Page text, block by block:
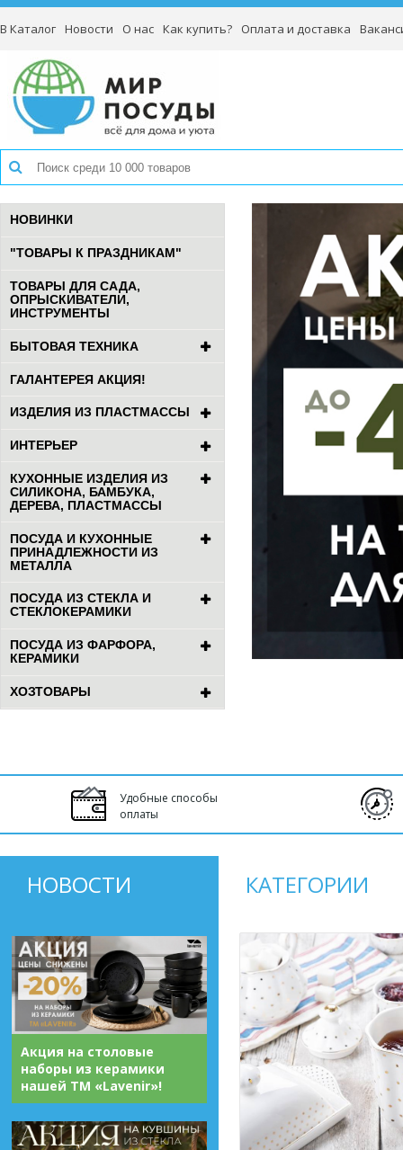
В Каталог Новости О нас Как купить? Оплата и доставка
НОВИНКИ
"ТОВАРЫ К ПРАЗДНИКАМ"
ТОВАРЫ ДЛЯ САДА,
ОПРЫСКИВАТЕЛИ,
ИНСТРУМЕНТЫ
БЫТОВАЯ ТЕХНИКА
ГАЛАНТЕРЕЯ АКЦИЯ!
ИЗДЕЛИЯ ИЗ ПЛАСТМАССЫ
ИНТЕРЬЕР
КУХОННЫЕ ИЗДЕЛИЯ ИЗ
СИЛИКОНА, БАМБУКА,
ДЕРЕВА, ПЛАСТМАССЫ
ПОСУДА И КУХОННЫЕ
ПРИНАДЛЕЖНОСТИ ИЗ
МЕТАЛЛА
ПОСУДА ИЗ СТЕКЛА И
СТЕКЛОКЕРАМИКИ
ПОСУДА ИЗ ФАРФОРА,
КЕРАМИКИ
ХОЗТОВАРЫ
Удобные способы
оплаты
НОВОСТИ
Акция на столовые
наборы из керамики
нашей ТМ «Lavenir»!
КАТЕГОРИИ